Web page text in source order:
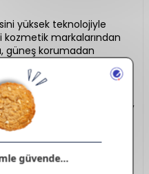
yüksek teknolojiyle
markalarından
güneş korumadan
geniş bir ürün gamına
bitkileri ve gelişmiş
güzelleştirmekle
da destekler. Lüks,
noktadır.